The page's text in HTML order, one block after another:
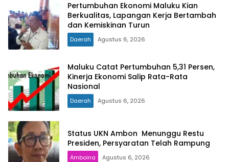
Pertumbuhan Ekonomi Maluku Kian
Berkualitas, Lapangan Kerja Bertambah
dan Kemiskinan Turun
Daerah Agustus 6, 2026
Maluku Catat Pertumbuhan 5,31 Persen,
Kinerja Ekonomi Salip Rata-Rata
Nasional
Daerah Agustus 6, 2026
Status UKN Ambon Menunggu Restu
Presiden, Persyaratan Telah Rampung
Amboina Agustus 6, 2026